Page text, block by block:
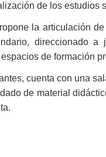
de los estudios
la articulación
direccionado
de formación
cuenta con una
de material